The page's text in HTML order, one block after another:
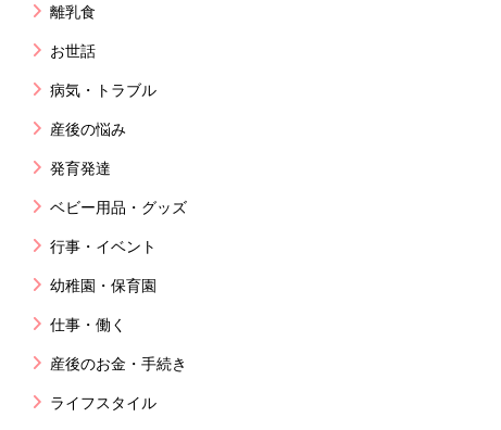
離乳食
お世話
病気・トラブル
産後の悩み
発育発達
ベビー用品・グッズ
行事・イベント
幼稚園・保育園
仕事・働く
産後のお金・手続き
ライフスタイル